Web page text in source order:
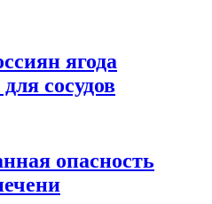
ягода
сосудов
опасность